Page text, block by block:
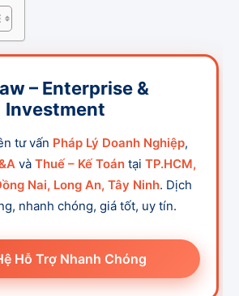
– Enterprise &
Investment
tư vấn Pháp Lý Doanh Nghiệp,
và Thuế – Kế Toántại TP.HCM,
Nai, Long An, Tây Ninh. Dịch
nhanh chóng, giá tốt, uy tín.
Hỗ Trợ Nhanh Chóng